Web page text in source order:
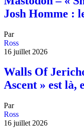
Josh Homme :
Par
Ross
16 juillet 2026
Walls Of
Ascent » est
Par
Ross
16 juillet 2026